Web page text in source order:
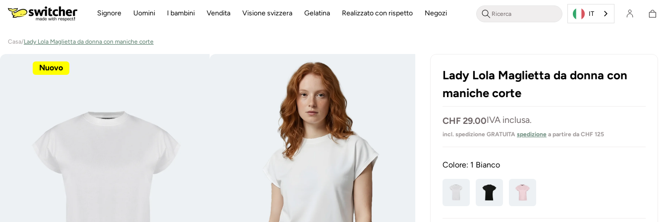
Direttamente
al contenuto
Signore Uomini I bambini Vendita Visione svizzera Gelatina Realizzato con rispetto Negozi ITAccesso/Registrazione
della
Casa/Lady Lola Maglietta da donna con maniche corte
Nuovo
informazioni
sul prodotto
Lady Lola Maglietta da donna con
maniche corte
Prezzo
normale
CHF 29.00IVA inclusa.
incl. spedizione GRATUITA spedizione a partire da CHF 125
Colore: 1 Bianco